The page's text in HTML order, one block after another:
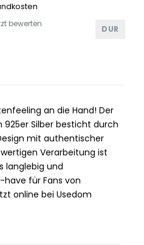
DUR
bewerten
an die Hand! Der
925er Silber besticht durch
mit authentischer
Verarbeitung ist
langlebig und
für Fans von
online bei Usedom